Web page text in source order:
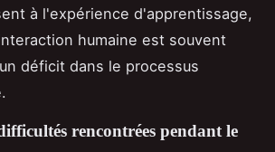
à l'expérience d'apprentissage,
humaine est souvent
déficit dans le processus
rencontrées pendant le